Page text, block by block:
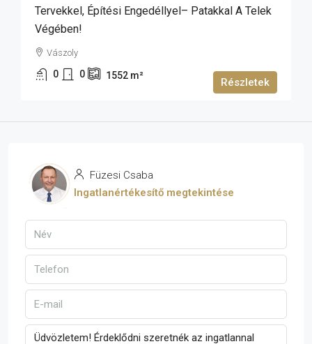
Tervekkel, Építési Engedéllyel– Patakkal A Telek
Végében!
Vászoly
0 0 1552 m²
Részletek
Füzesi Csaba
Ingatlanértékesítő megtekintése